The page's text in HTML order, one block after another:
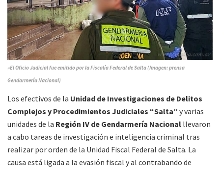
»El Oficio Judicial fue emitido por la Fiscalía Federal de Salta (Imagen: prensa
Gendarmería Nacional)
Los efectivos de la Unidad de Investigaciones de Delitos
Complejos y Procedimientos Judiciales “Salta” y varias
unidades de la Región IV de Gendarmería Nacional llevaron
a cabo tareas de investigación e inteligencia criminal tras
realizar por orden de la Unidad Fiscal Federal de Salta. La
causa está ligada a la evasión fiscal y al contrabando de